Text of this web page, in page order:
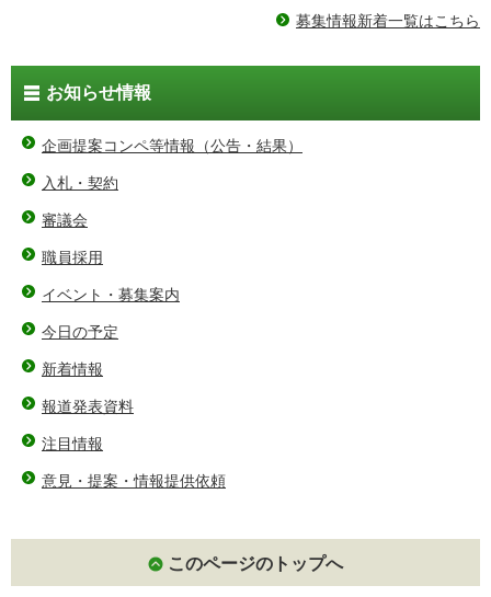
募集情報新着一覧はこちら
お知らせ情報
企画提案コンペ等情報（公告・結果）
入札・契約
審議会
職員採用
イベント・募集案内
今日の予定
新着情報
報道発表資料
注目情報
意見・提案・情報提供依頼
このページのトップへ